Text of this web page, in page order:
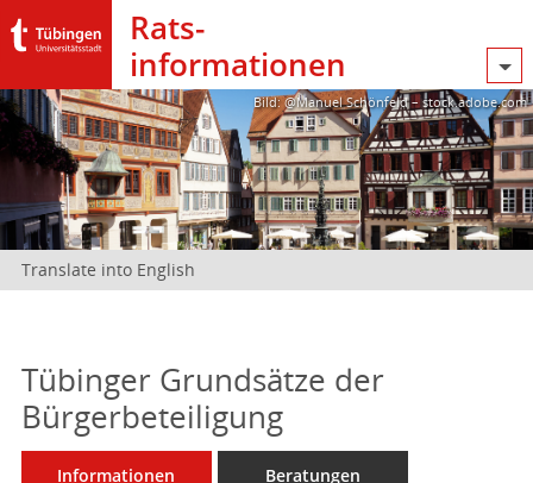
Rats­
informationen
Bild: @Manuel Schönfeld – stock.adobe.com
Translate into English
Tübinger Grundsätze der
Bürgerbeteiligung
Informationen Beratungen